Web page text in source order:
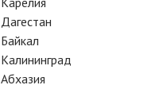
Дагестан
Байкал
Калининград
Абхазия